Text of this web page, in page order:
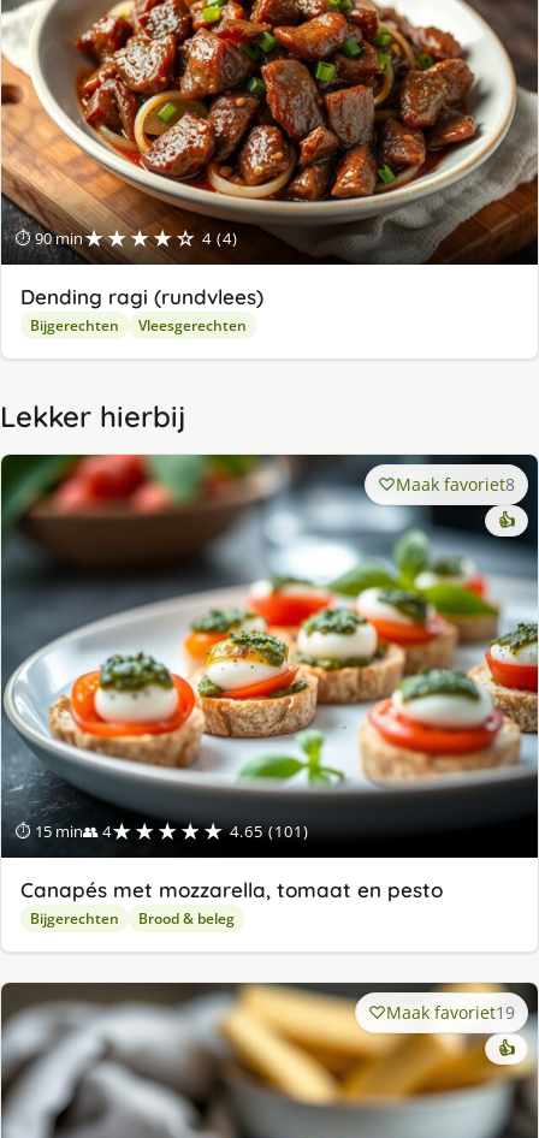
⏱ 90 min★★★★☆ 4 (4)
Dending ragi (rundvlees)
Bijgerechten Vleesgerechten
Lekker hierbij
⏱ 15 min👥 4★★★★★ 4.65 (101)
Maak favoriet8
👍
Canapés met mozzarella, tomaat en pesto
Bijgerechten Brood & beleg
Maak favoriet19
👍